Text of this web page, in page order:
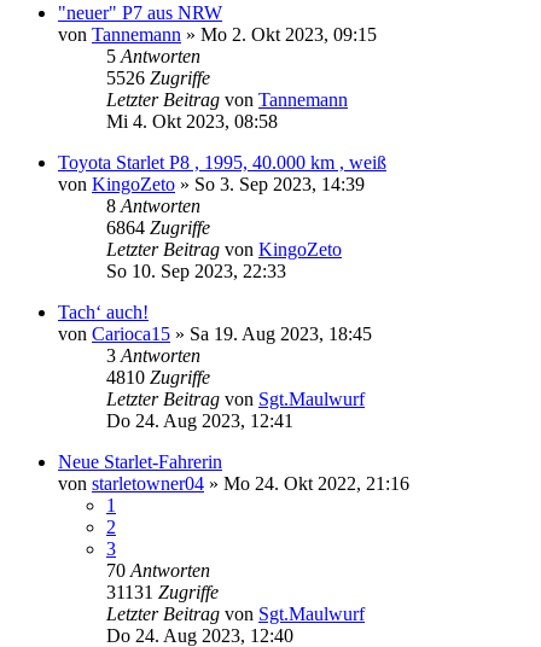
"neuer" P7 aus NRW
von Tannemann » Mo 2. Okt 2023, 09:15
5 Antworten
5526 Zugriffe
Letzter Beitrag von Tannemann
Mi 4. Okt 2023, 08:58
Toyota Starlet P8 , 1995, 40.000 km , weiß
von KingoZeto » So 3. Sep 2023, 14:39
8 Antworten
6864 Zugriffe
Letzter Beitrag von KingoZeto
So 10. Sep 2023, 22:33
Tach‘ auch!
von Carioca15 » Sa 19. Aug 2023, 18:45
3 Antworten
4810 Zugriffe
Letzter Beitrag von Sgt.Maulwurf
Do 24. Aug 2023, 12:41
Neue Starlet-Fahrerin
von starletowner04 » Mo 24. Okt 2022, 21:16
1
2
3
70 Antworten
31131 Zugriffe
Letzter Beitrag von Sgt.Maulwurf
Do 24. Aug 2023, 12:40